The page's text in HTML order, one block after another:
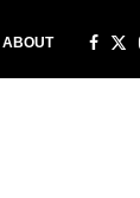
ABOUT